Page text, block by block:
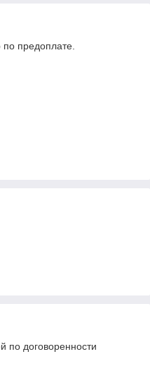
по предоплате.
по договоренности